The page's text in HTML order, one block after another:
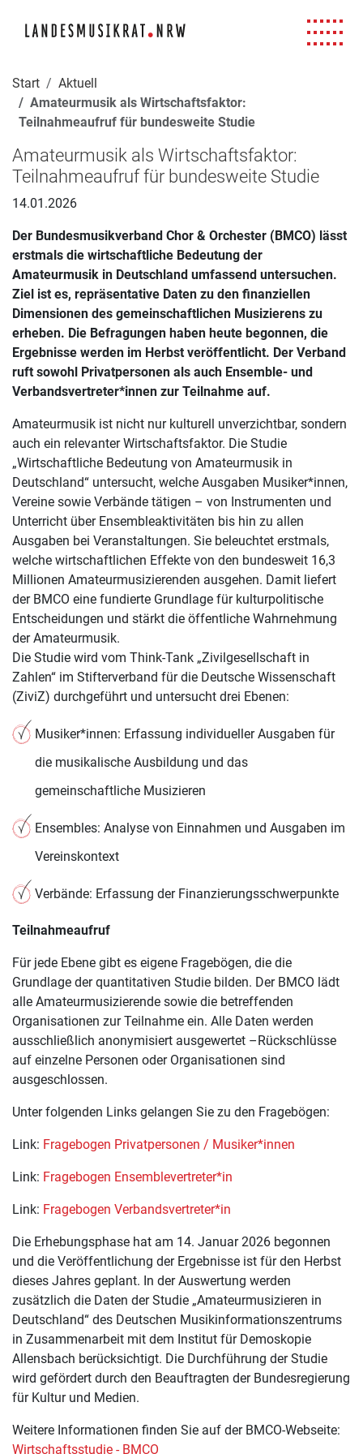
Start
Aktuell
Amateurmusik als Wirtschaftsfaktor:
Teilnahmeaufruf für bundesweite Studie
Amateurmusik als Wirtschaftsfaktor:
Teilnahmeaufruf für bundesweite Studie
14.01.2026
Der Bundesmusikverband Chor & Orchester (BMCO) lässt
erstmals die wirtschaftliche Bedeutung der
Amateurmusik in Deutschland umfassend untersuchen.
Ziel ist es, repräsentative Daten zu den finanziellen
Dimensionen des gemeinschaftlichen Musizierens zu
erheben. Die Befragungen haben heute begonnen, die
Ergebnisse werden im Herbst veröffentlicht. Der Verband
ruft sowohl Privatpersonen als auch Ensemble- und
Verbandsvertreter*innen zur Teilnahme auf.
Amateurmusik ist nicht nur kulturell unverzichtbar, sondern
auch ein relevanter Wirtschaftsfaktor. Die Studie
„Wirtschaftliche Bedeutung von Amateurmusik in
Deutschland“ untersucht, welche Ausgaben Musiker*innen,
Vereine sowie Verbände tätigen – von Instrumenten und
Unterricht über Ensembleaktivitäten bis hin zu allen
Ausgaben bei Veranstaltungen. Sie beleuchtet erstmals,
welche wirtschaftlichen Effekte von den bundesweit 16,3
Millionen Amateurmusizierenden ausgehen. Damit liefert
der BMCO eine fundierte Grundlage für kulturpolitische
Entscheidungen und stärkt die öffentliche Wahrnehmung
der Amateurmusik.
Die Studie wird vom Think-Tank „Zivilgesellschaft in
Zahlen“ im Stifterverband für die Deutsche Wissenschaft
(ZiviZ) durchgeführt und untersucht drei Ebenen:
Musiker*innen: Erfassung individueller Ausgaben für
die musikalische Ausbildung und das
gemeinschaftliche Musizieren
Ensembles: Analyse von Einnahmen und Ausgaben im
Vereinskontext
Verbände: Erfassung der Finanzierungsschwerpunkte
Teilnahmeaufruf
Für jede Ebene gibt es eigene Fragebögen, die die
Grundlage der quantitativen Studie bilden. Der BMCO lädt
alle Amateurmusizierende sowie die betreffenden
Organisationen zur Teilnahme ein. Alle Daten werden
ausschließlich anonymisiert ausgewertet –Rückschlüsse
auf einzelne Personen oder Organisationen sind
ausgeschlossen.
Unter folgenden Links gelangen Sie zu den Fragebögen:
Link: Fragebogen Privatpersonen / Musiker*innen
Link: Fragebogen Ensemblevertreter*in
Link: Fragebogen Verbandsvertreter*in
Die Erhebungsphase hat am 14. Januar 2026 begonnen
und die Veröffentlichung der Ergebnisse ist für den Herbst
dieses Jahres geplant. In der Auswertung werden
zusätzlich die Daten der Studie „Amateurmusizieren in
Deutschland“ des Deutschen Musikinformationszentrums
in Zusammenarbeit mit dem Institut für Demoskopie
Allensbach berücksichtigt. Die Durchführung der Studie
wird gefördert durch den Beauftragten der Bundesregierung
für Kultur und Medien.
Weitere Informationen finden Sie auf der BMCO-Webseite:
Wirtschaftsstudie - BMCO